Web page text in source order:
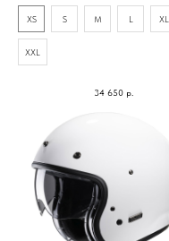
34 650 р.
XS S M L XL
XXL